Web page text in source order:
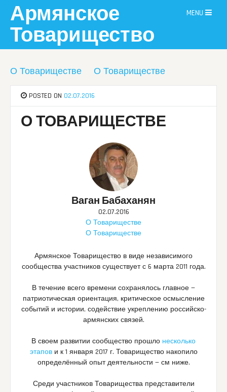
content
Армянское
Товарищество
MENU
О Товариществе О Товариществе
POSTED ON 02.07.2016
О ТОВАРИЩЕСТВЕ
Ваган Бабаханян
02.07.2016
О Товариществе
О Товариществе
Армянское Товарищество в виде независимого
сообщества участников существует с 6 марта 2011 года.
В течение всего времени сохранялось главное —
патриотическая ориентация, критическое осмысление
событий и истории, содействие укреплению российско-
армянских связей.
В своем развитии сообщество прошло несколько
этапови к 1 января 2017 г. Товарищество накопило
определённый опыт деятельности — см ниже.
Среди участников Товарищества представители